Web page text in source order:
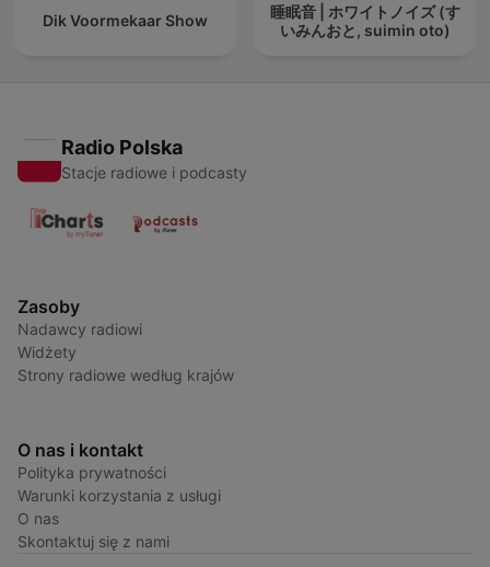
Dik Voormekaar Show
睡眠音 | ホワイトノイズ (す
いみんおと, suimin oto)
Radio Polska
Stacje radiowe i podcasty
Zasoby
Nadawcy radiowi
Widżety
Strony radiowe według krajów
O nas i kontakt
Polityka prywatności
Warunki korzystania z usługi
O nas
Skontaktuj się z nami